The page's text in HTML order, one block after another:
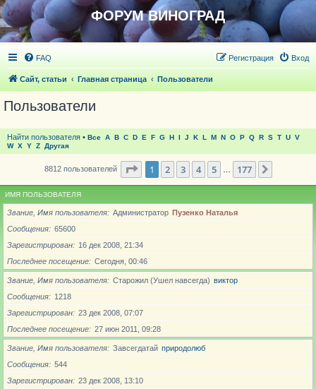
ФОРУМ ВИНОГРАД
FAQ Вход
Регистрация
Сайт, статьи Главная страница Пользователи
Пользователи
Найти пользователя • Все A B C D E F G H I J K L M N O P Q R S T U V
W X Y Z Другая
8812 пользователей Страница из 177
1 2 3 4 5 177
ИМЯ ПОЛЬЗОВАТЕЛЯ
Звание, Имя пользователя Администратор Пузенко Наталья
Сообщения
65600
Зарегистрирован
16 дек 2008, 21:34
Последнее посещение
Сегодня, 00:46
Звание, Имя пользователя Старожил (Ушел навсегда) виктор
Сообщения
1218
Зарегистрирован
23 дек 2008, 07:07
Последнее посещение
27 июн 2011, 09:28
Звание, Имя пользователя Завсегдатай природолюб
Сообщения
544
Зарегистрирован
23 дек 2008, 13:10